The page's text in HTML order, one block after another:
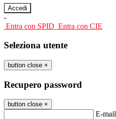
-
Entra con SPID Entra con CIE
Seleziona utente
button close ×
Recupero password
button close ×
E-mail